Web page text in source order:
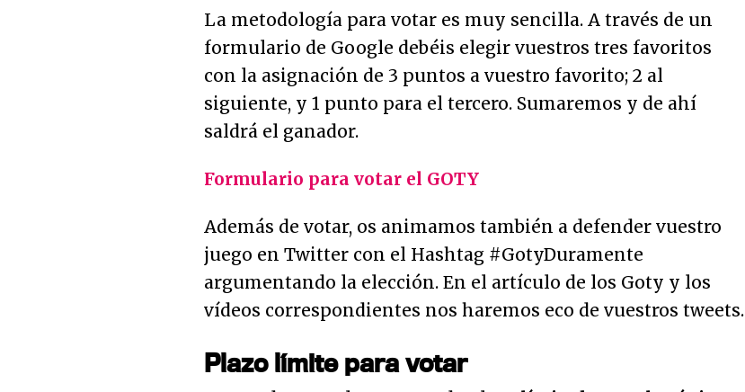
La metodología para votar es muy sencilla. A través de un
formulario de Google debéis elegir vuestros tres favoritos
con la asignación de 3 puntos a vuestro favorito; 2 al
siguiente, y 1 punto para el tercero. Sumaremos y de ahí
saldrá el ganador.
Formulario para votar el GOTY
Además de votar, os animamos también a defender vuestro
juego en Twitter con el Hashtag #GotyDuramente
argumentando la elección. En el artículo de los Goty y los
vídeos correspondientes nos haremos eco de vuestros tweets.
Plazo límite para votar